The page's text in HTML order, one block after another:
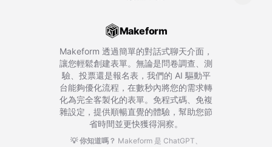
Makeform
Makeform 透過簡單的對話式聊天介面，
讓您輕鬆創建表單。無論是問卷調查、測
驗、投票還是報名表，我們的 AI 驅動平
台能夠優化流程，在數秒內將您的需求轉
化為完全客製化的表單。免程式碼、免複
雜設定，提供順暢直覺的體驗，幫助您節
省時間並更快獲得洞察。
💡 你知道嗎？ Makeform 是 ChatGPT、